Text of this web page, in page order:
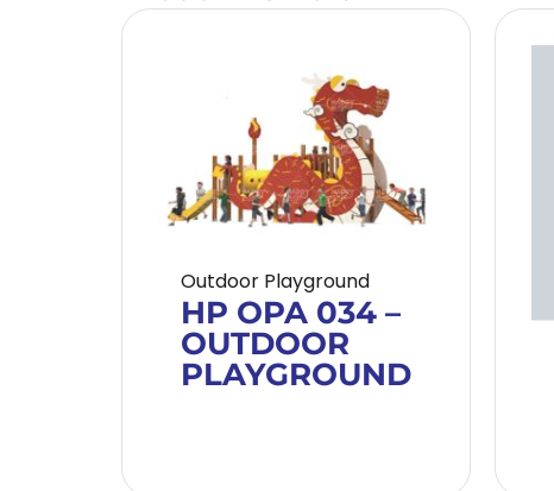
Outdoor Playground
HP OPA 034 –
OUTDOOR
PLAYGROUND